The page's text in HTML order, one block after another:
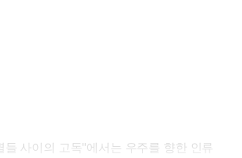
사이의 고독"에서는 우주를 향한 인류